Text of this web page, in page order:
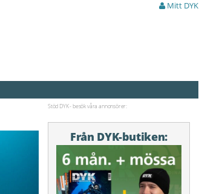
Mitt DYK
Stöd DYK - besök våra annonsörer:
Från DYK-butiken: